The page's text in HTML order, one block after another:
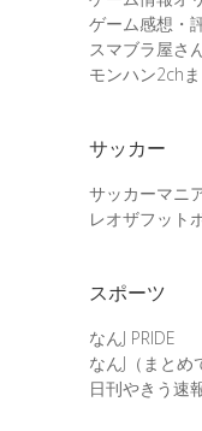
ゲーム感想・
スマブラ屋さ
モンハン2ch
サッカー
サッカーマニ
レオザフット
スポーツ
なんJ PRIDE
なんJ（まとめ
日刊やきう速